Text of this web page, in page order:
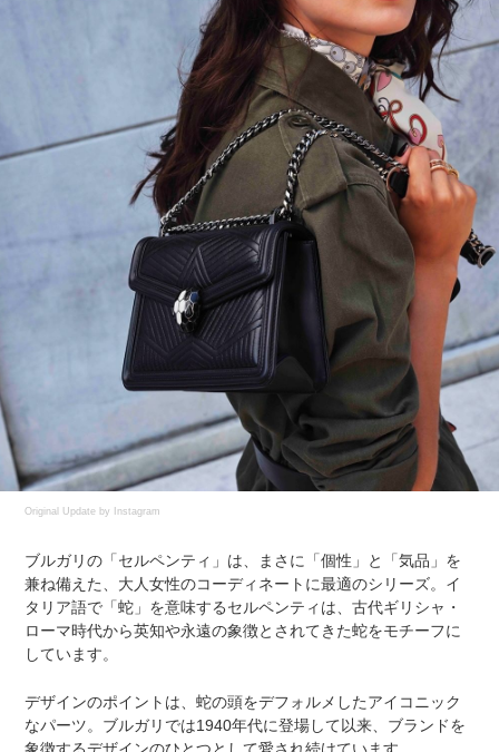
Original Update by Instagram
ブルガリの「セルペンティ」は、まさに「個性」と「気品」を
兼ね備えた、大人女性のコーディネートに最適のシリーズ。イ
タリア語で「蛇」を意味するセルペンティは、古代ギリシャ・
ローマ時代から英知や永遠の象徴とされてきた蛇をモチーフに
しています。
デザインのポイントは、蛇の頭をデフォルメしたアイコニック
なパーツ。ブルガリでは1940年代に登場して以来、ブランドを